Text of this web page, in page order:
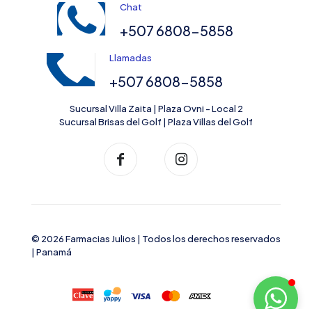
Chat
+507 6808-5858
Llamadas
+507 6808-5858
Sucursal Villa Zaita | Plaza Ovni - Local 2
Sucursal Brisas del Golf | Plaza Villas del Golf
© 2026 Farmacias Julios | Todos los derechos reservados
| Panamá